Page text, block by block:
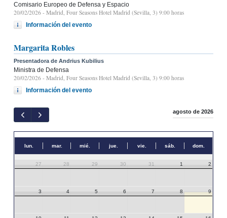
Comisario Europeo de Defensa y Espacio
20/02/2026 - Madrid, Four Seasons Hotel Madrid (Sevilla, 3) 9:00 horas
Información del evento
Margarita Robles
Presentadora de Andrius Kubilius
Ministra de Defensa
20/02/2026 - Madrid, Four Seasons Hotel Madrid (Sevilla, 3) 9:00 horas
Información del evento
agosto de 2026
lun. mar. mié. jue. vie. sáb. dom.
27 28 29 30 31 1 2
3 4 5 6 7 8 9